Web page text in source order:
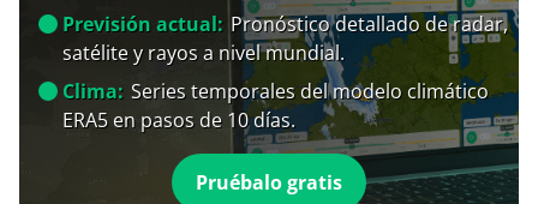
Previsión actual: Pronóstico detallado de radar,
satélite y rayos a nivel mundial.
Clima: Series temporales del modelo climático
ERA5 en pasos de 10 días.
Pruébalo gratis